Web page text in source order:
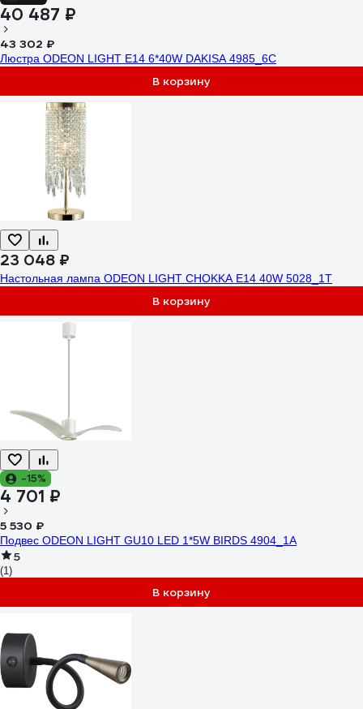
40 487 ₽
43 302 ₽
Люстра ODEON LIGHT E14 6*40W DAKISA 4985_6C
В корзину
23 048 ₽
Настольная лампа ODEON LIGHT CHOKKA E14 40W 5028_1T
В корзину
-15%
4 701 ₽
5 530 ₽
Подвес ODEON LIGHT GU10 LED 1*5W BIRDS 4904_1A
5
(1)
В корзину